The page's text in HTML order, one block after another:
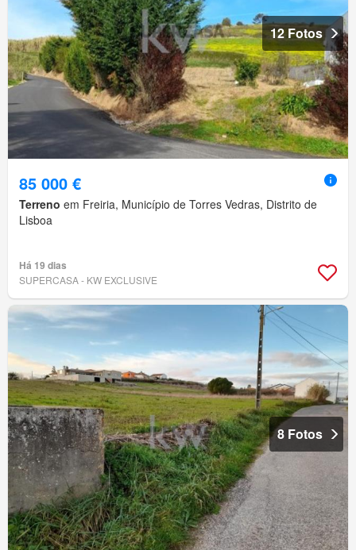
12 Fotos
85 000 €
Terreno em Freiria, Município de Torres Vedras, Distrito de
Lisboa
Há 19 dias
SUPERCASA - KW EXCLUSIVE
8 Fotos